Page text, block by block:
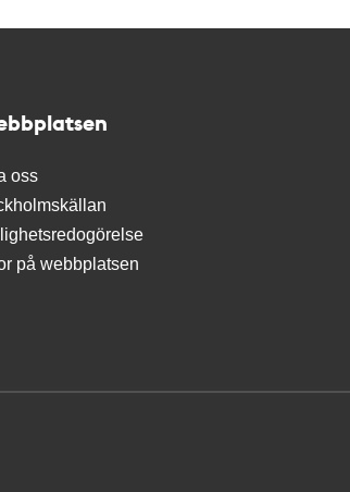
oss
på webbplatsen